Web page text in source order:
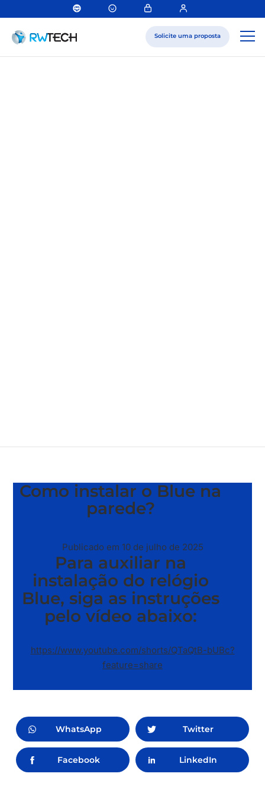
Solicite uma proposta
Como instalar o Blue na
parede?
Publicado em 10 de julho de 2025
Para auxiliar na
instalação do relógio
Blue, siga as instruções
pelo vídeo abaixo:
https://www.youtube.com/shorts/QTaQtB-bUBc?
feature=share
WhatsApp Twitter
Facebook LinkedIn